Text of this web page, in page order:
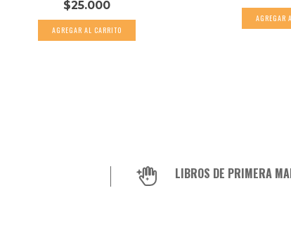
$25.000
LIBROS DE PRIMERA